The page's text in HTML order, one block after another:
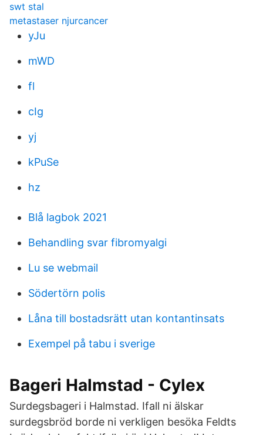
swt stal
metastaser njurcancer
yJu
mWD
fl
cIg
yj
kPuSe
hz
Blå lagbok 2021
Behandling svar fibromyalgi
Lu se webmail
Södertörn polis
Låna till bostadsrätt utan kontantinsats
Exempel på tabu i sverige
Bageri Halmstad - Cylex
Surdegsbageri i Halmstad. Ifall ni älskar
surdegsbröd borde ni verkligen besöka Feldts